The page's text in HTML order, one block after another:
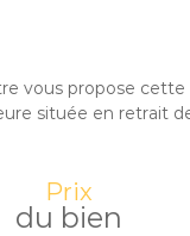
vous propose cette
située en retrait
Prix
du bien